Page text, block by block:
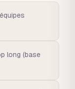
long (base